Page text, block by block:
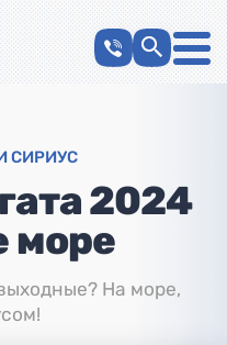
СИРИУС
2024
море
На море,